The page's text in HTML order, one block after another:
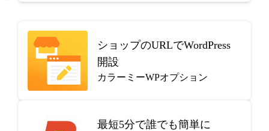
ショップのURLでWordPress
開設
カラーミーWPオプション
最短5分で誰でも簡単に